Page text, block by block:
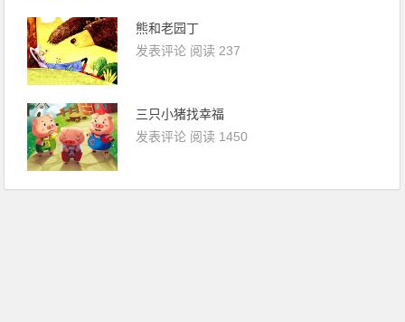
熊和老园丁
发表评论 阅读 237
三只小猪找幸福
发表评论 阅读 1450